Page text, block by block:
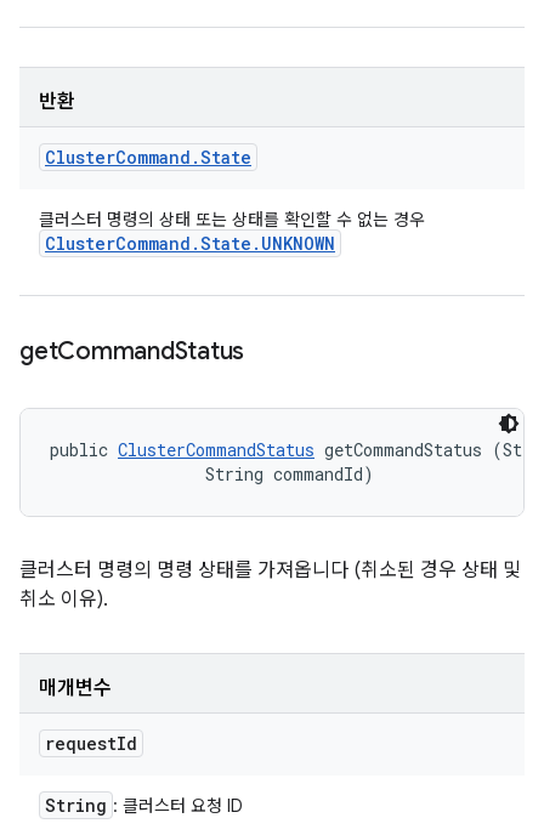
반환
ClusterCommand .State
클러스터 명령의 상태 또는 상태를 확인할 수 없는 경우
ClusterCommand .State . UNKNOWN
getCommandStatus
public ClusterCommandStatus getCommandStatus
                String commandId)
클러스터 명령의 명령 상태를 가져옵니다 (취소된 경우 상태 및
취소 이유).
매개변수
requestId
String : 클러스터 요청 ID